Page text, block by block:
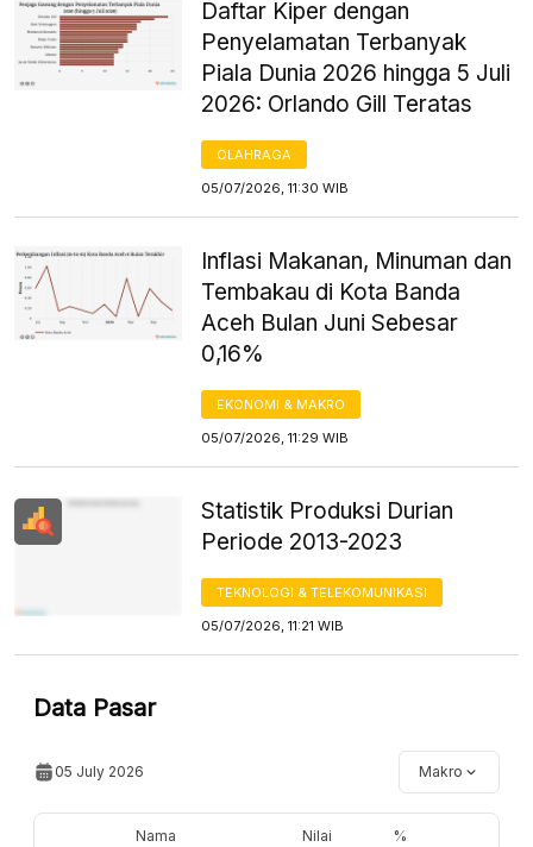
Daftar Kiper dengan
Penyelamatan Terbanyak
Piala Dunia 2026 hingga 5 Juli
2026: Orlando Gill Teratas
OLAHRAGA
05/07/2026, 11:30 WIB
Inflasi Makanan, Minuman dan
Tembakau di Kota Banda
Aceh Bulan Juni Sebesar
0,16%
EKONOMI & MAKRO
05/07/2026, 11:29 WIB
Statistik Produksi Durian
Periode 2013-2023
TEKNOLOGI & TELEKOMUNIKASI
05/07/2026, 11:21 WIB
Data Pasar
05 July 2026 Makro
Nama Nilai %